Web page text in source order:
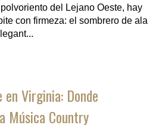
del Lejano Oeste, hay
con firmeza: el sombrero de ala
en Virginia: Donde
Música Country